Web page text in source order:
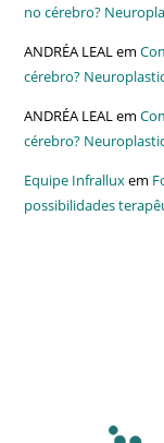
no cérebro?
ANDRÉA LEALem
cérebro?
ANDRÉA LEALem
cérebro?
Equipe Infralluxem
possibilidades